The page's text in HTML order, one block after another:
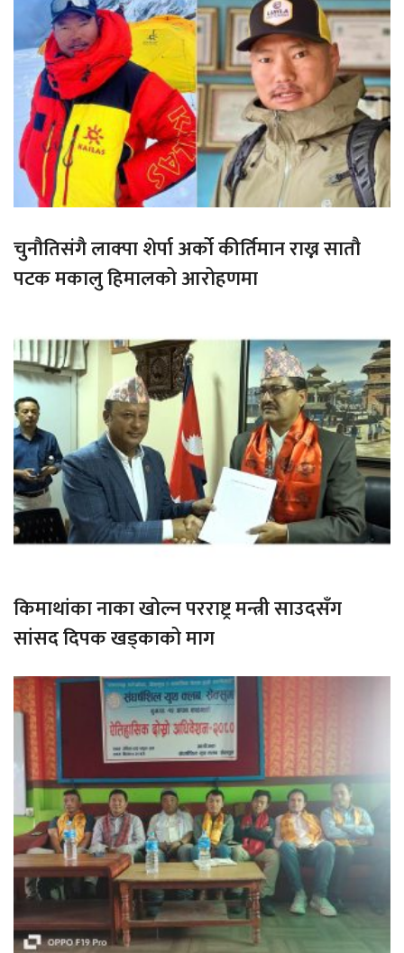
चुनौतिसंगै लाक्पा शेर्पा अर्को कीर्तिमान राख्न सातौ
पटक मकालु हिमालको आरोहणमा
किमाथांका नाका खोल्न परराष्ट्र मन्त्री साउदसँग
सांसद दिपक खड्काको माग